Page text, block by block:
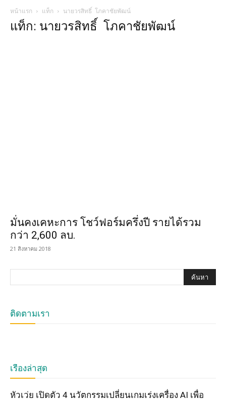
หน้าแรก แท็ก นายวรสิทธิ์ โภคาชัยพัฒน์
แท็ก: นายวรสิทธิ์ โภคาชัยพัฒน์
มั่นคงเคหะการ โชว์ฟอร์มครึ่งปี รายได้รวม
กว่า 2,600 ลบ.
21 สิงหาคม 2018
ติดตามเรา
เรื่องล่าสุด
หัวเว่ย เปิดตัว 4 นวัตกรรมเปลี่ยนเกมเร่งเครื่อง AI เพื่อ